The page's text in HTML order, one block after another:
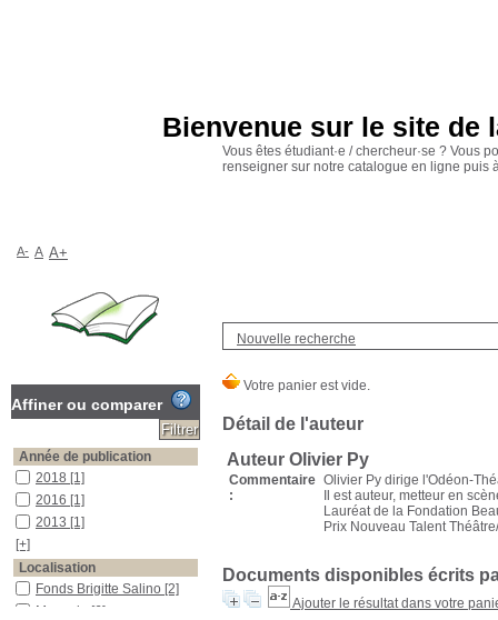
Nouvelle recherche
Détail de l'auteur
Auteur Olivier Py
Commentaire
:
Olivier Py dirige l'Odéon-
Il est auteur, metteur en
Lauréat de la Fondation
Prix Nouveau Talent
Documents disponibles écrits
Ajouter le résultat dans votre
Bienvenue sur le site de
Vous êtes étudiant·e / chercheur·se ? Vous
renseigner sur notre catalogue en ligne puis
A- A A+
Affiner ou comparer
Année de publication
2018 [1]
2016 [1]
2013 [1]
[+]
Localisation
Fonds Brigitte Salino [2]
Magasin [6]